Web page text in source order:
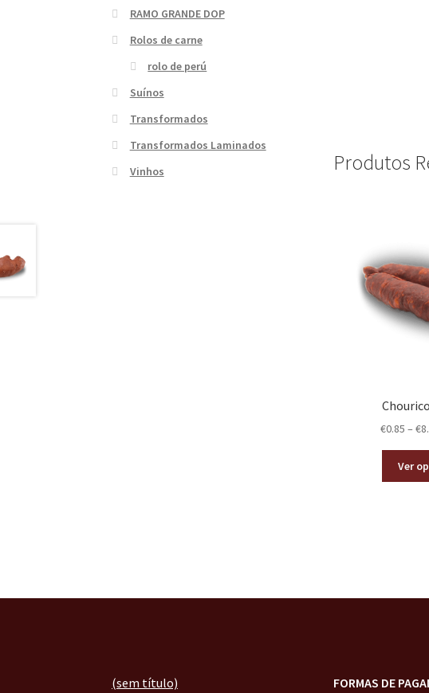
Produtos
€0.85 – €
Ver
RAMO GRANDE DOP
Rolos de carne
rolo de perú
Suínos
Transformados
Transformados Laminados
Vinhos
(sem título)
FORMAS DE